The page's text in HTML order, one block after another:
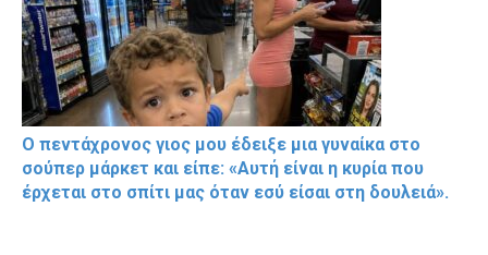
Ο πεντάχρονος γιος μου έδειξε μια γυναίκα στο
σούπερ μάρκετ και είπε: «Αυτή είναι η κυρία που
έρχεται στο σπίτι μας όταν εσύ είσαι στη δουλειά».